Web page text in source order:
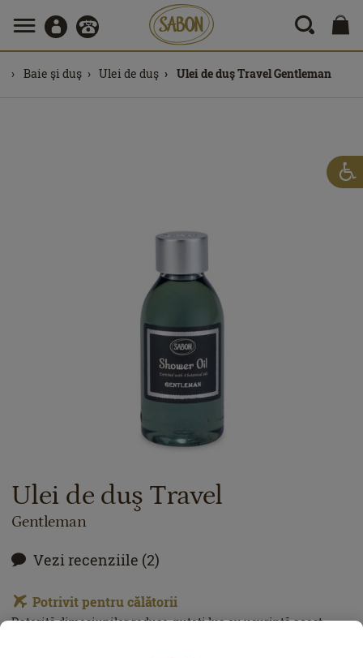
Baie şi duş Ulei de duş Ulei de duş Travel Gentleman
Ulei de duş Travel
Gentleman
Vezi recenziile (2)
Potrivit pentru călătorii
Datorită dimesiunilor reduse, puteţi lua cu uşurinţă acest